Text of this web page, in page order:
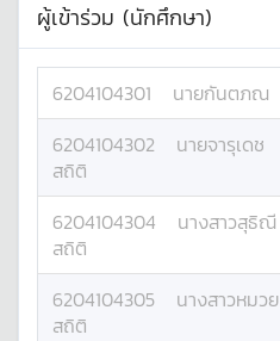
ผู้เข้าร่วม (นักศึกษา)
6204104301 นายกันตภณ
6204104302
นายจารุเดช
สถิติ
6204104304 นางสาวสุธิณี
สถิติ
6204104305 นางสาวหมวย
สถิติ